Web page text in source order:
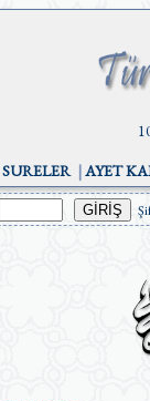
SURELER|AYET